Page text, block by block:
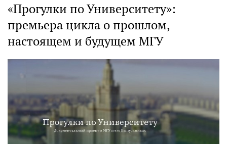
«Прогулки по Университету»:
премьера цикла о прошлом,
настоящем и будущем МГУ